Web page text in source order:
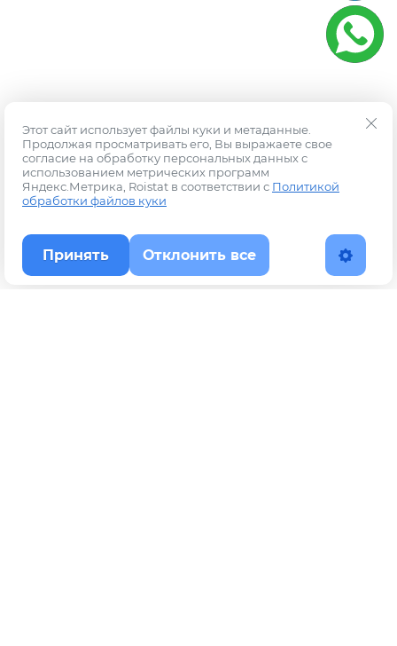
Этот сайт использует файлы куки и метаданные.
Продолжая просматривать его, Вы выражаете свое
согласие на обработку персональных данных с
использованием метрических программ
Яндекс.Метрика, Roistat в соответствии с Политикой
обработки файлов куки
Принять Отклонить все